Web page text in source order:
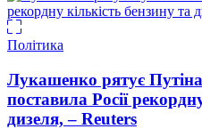
Політика
Лукашенко рятує
поставила Росії
дизеля, – Reuters